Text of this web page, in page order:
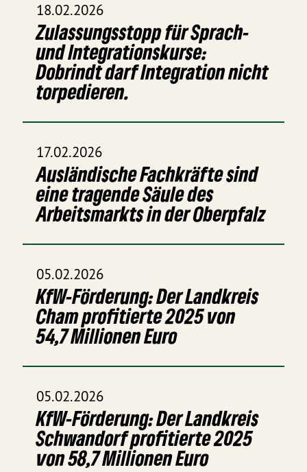
18.02.2026
Zulassungsstopp für Sprach-
und Integrationskurse:
Dobrindt darf Integration nicht
torpedieren.
17.02.2026
Ausländische Fachkräfte sind
eine tragende Säule des
Arbeitsmarkts in der Oberpfalz
05.02.2026
KfW-Förderung: Der Landkreis
Cham profitierte 2025 von
54,7 Millionen Euro
05.02.2026
KfW-Förderung: Der Landkreis
Schwandorf profitierte 2025
von 58,7 Millionen Euro